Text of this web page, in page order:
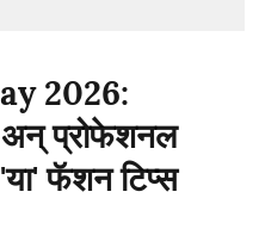
2026:
प्रोफेशनल
फॅशन टिप्स